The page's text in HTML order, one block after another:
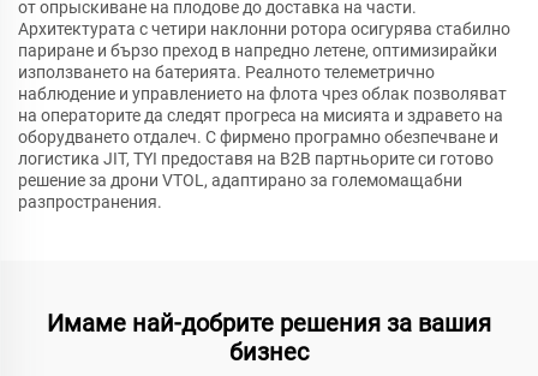
от опрыскиване на плодове до доставка на части.
Архитектурата с четири наклонни ротора осигурява стабилно
париране и бързо преход в напредно летене, оптимизирайки
използването на батерията. Реалното телеметрично
наблюдение и управлението на флота чрез облак позволяват
на операторите да следят прогреса на мисията и здравето на
оборудването отдалеч. С фирмено програмно обезпечване и
логистика JIT, TYI предоставя на B2B партньорите си готово
решение за дрони VTOL, адаптирано за големомащабни
разпространения.
Имаме най-добрите решения за вашия
бизнес